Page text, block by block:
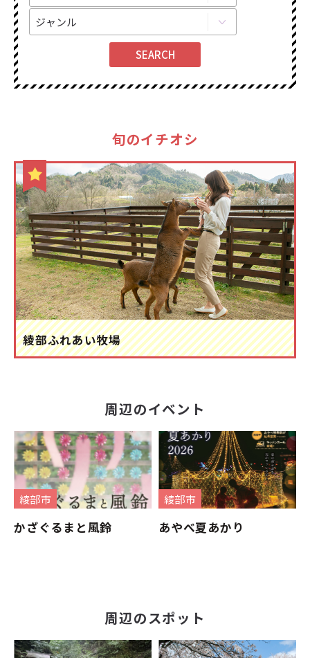
旬のイチオシ
綾部ふれあい牧場
周辺のイベント
綾部市
かざぐるまと風鈴
綾部市
あやべ夏あかり
周辺のスポット